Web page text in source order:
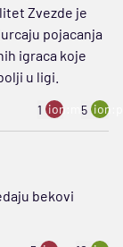
Zvezde je
pojacanja
igraca koje
u ligi.
1 ion:minus
5
bekovi